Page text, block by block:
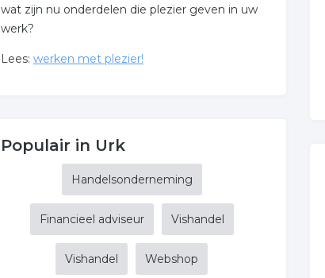
wat zijn nu onderdelen die plezier geven in uw
werk?
Lees: werken met plezier!
Populair in Urk
Handelsonderneming
Financieel adviseur Vishandel
Vishandel Webshop